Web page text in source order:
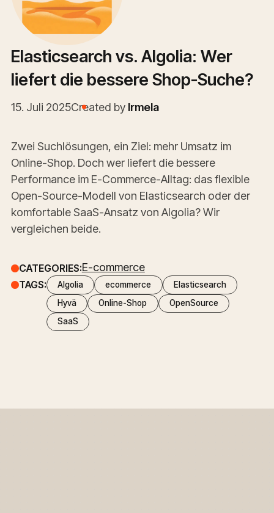
Elasticsearch vs. Algolia: Wer
liefert die bessere Shop-Suche?
15. Juli 2025Created by Irmela
Zwei Suchlösungen, ein Ziel: mehr Umsatz im
Online-Shop. Doch wer liefert die bessere
Performance im E-Commerce-Alltag: das flexible
Open-Source-Modell von Elasticsearch oder der
komfortable SaaS-Ansatz von Algolia? Wir
vergleichen beide.
CATEGORIES:E-commerce
TAGS: Algolia ecommerce
Elasticsearch
Hyvä
Online-Shop
OpenSource
SaaS